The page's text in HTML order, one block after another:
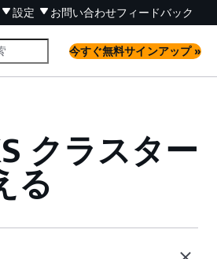
設定 お問い合わせフィードバック
今すぐ無料サインアップ »
クラスター
る